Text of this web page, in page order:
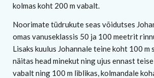
kolmas koht 200 m vabalt.
Noorimate tüdrukute seas võidutses
omas vanuseklassis 50 ja 100 meetrit
Lisaks kuulus Johannale teine koht 100 m
näitas head minekut ning ujus ennast
vabalt ning 100 m liblikas, kolmandale